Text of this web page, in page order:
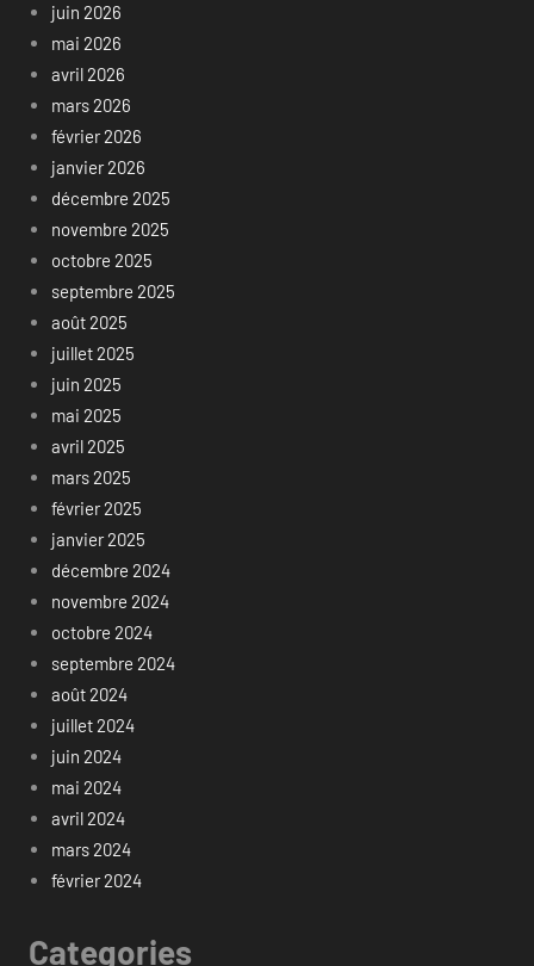
juin 2026
mai 2026
avril 2026
mars 2026
février 2026
janvier 2026
décembre 2025
novembre 2025
octobre 2025
septembre 2025
août 2025
juillet 2025
juin 2025
mai 2025
avril 2025
mars 2025
février 2025
janvier 2025
décembre 2024
novembre 2024
octobre 2024
septembre 2024
août 2024
juillet 2024
juin 2024
mai 2024
avril 2024
mars 2024
février 2024
Categories